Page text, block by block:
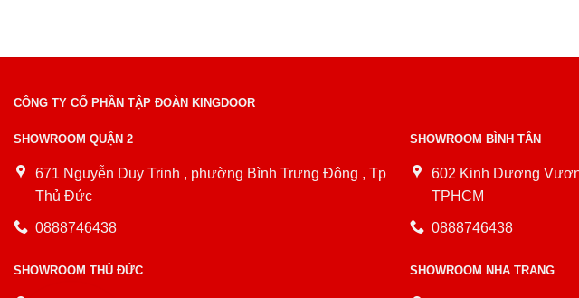
CÔNG TY CỔ PHẦN TẬP ĐOÀN KINGDOOR
SHOWROOM QUẬN 2
671 Nguyễn Duy Trinh , phường Bình Trưng Đông , Tp
Thủ Đức
0888746438
SHOWROOM THỦ ĐỨC
SHOWROOM BÌNH TÂN
602 Kinh Dương
TPHCM
0888746438
SHOWROOM NHA TRANG